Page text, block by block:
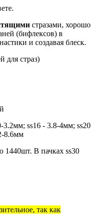
стразами, хорошо
(бифлексов) в
и создавая блеск.
для страз)
3.2мм; ss16 - 3.8-4мм; ss20
8.6мм
1440шт. В пачках ss30
так как